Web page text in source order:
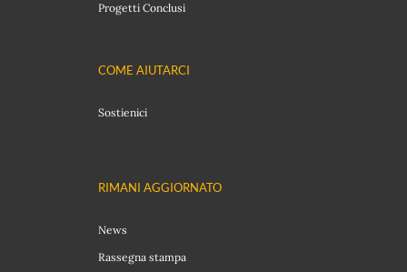
Progetti Conclusi
COME AIUTARCI
Sostienici
RIMANI AGGIORNATO
News
Rassegna stampa